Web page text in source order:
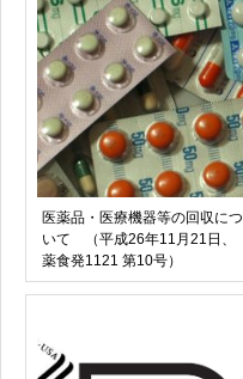
医薬品・医療機器等の回収につ
いて （平成26年11月21日、
薬食発1121 第10号）